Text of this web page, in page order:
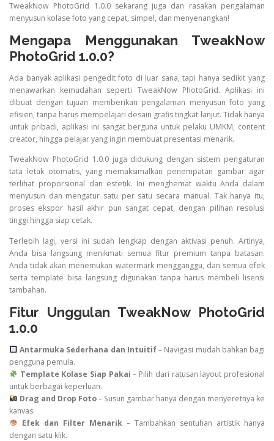
TweakNow PhotoGrid 1.0.0 sekarang juga dan rasakan pengalaman
menyusun kolase foto yang cepat, simpel, dan menyenangkan!
Mengapa Menggunakan TweakNow
PhotoGrid 1.0.0?
Ada banyak aplikasi pengedit foto di luar sana, tapi hanya sedikit yang
menawarkan kemudahan seperti TweakNow PhotoGrid. Aplikasi ini
dibuat dengan tujuan memberikan pengalaman menyusun foto yang
efisien, tanpa harus mempelajari desain grafis tingkat lanjut. Tidak hanya
untuk pribadi, aplikasi ini sangat berguna untuk pelaku UMKM, content
creator, hingga pelajar yang ingin membuat presentasi menarik.
TweakNow PhotoGrid 1.0.0 juga didukung dengan sistem pengaturan
tata letak otomatis, yang memaksimalkan penempatan gambar agar
terlihat proporsional dan estetik. Ini menghemat waktu Anda dalam
menyusun dan mengatur satu per satu secara manual. Tak hanya itu,
proses ekspor hasil akhir pun sangat cepat, dengan pilihan resolusi
tinggi hingga siap cetak.
Terlebih lagi, versi ini sudah lengkap dengan aktivasi penuh. Artinya,
Anda bisa langsung menikmati semua fitur premium tanpa batasan.
Anda tidak akan menemukan watermark mengganggu, dan semua efek
serta template bisa langsung digunakan tanpa harus membeli lisensi
tambahan.
Fitur Unggulan TweakNow PhotoGrid
1.0.0
Antarmuka Sederhana dan Intuitif– Navigasi mudah bahkan bagi
pengguna pemula.
Template Kolase Siap Pakai – Pilih dari ratusan layout profesional
untuk berbagai keperluan.
Drag and Drop Foto– Susun gambar hanya dengan menyeretnya ke
kanvas.
Efek dan Filter Menarik– Tambahkan sentuhan artistik hanya
dengan satu klik.